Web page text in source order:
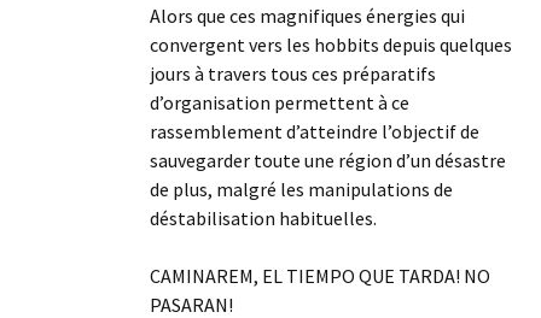
Alors que ces magnifiques énergies qui
convergent vers les hobbits depuis quelques
jours à travers tous ces préparatifs
d’organisation permettent à ce
rassemblement d’atteindre l’objectif de
sauvegarder toute une région d’un désastre
de plus, malgré les manipulations de
déstabilisation habituelles.
CAMINAREM, EL TIEMPO QUE TARDA! NO
PASARAN!